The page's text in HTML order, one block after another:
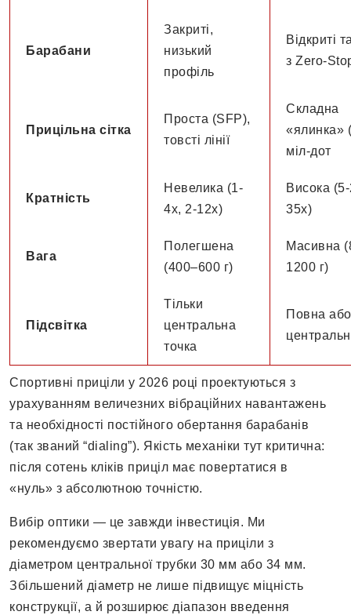
Барабани
Закриті,
низький
профіль
Відкриті
з Zero-
Прицільна сітка
Проста (SFP),
товсті лінії
Складна
«ялинка»
міл-дот
Кратність
Невелика (1-
4х, 2-12х)
Висока
35х)
Вага
Полегшена
(400–600 г)
Масивна
1200 г)
Підсвітка
Тільки
центральна
точка
Повна або
Спортивні приціли у 2026 році проектуються з
урахуванням величезних вібраційних навантажень
та необхідності постійного обертання барабанів
(так званий “dialing”). Якість механіки тут критична:
після сотень кліків приціл має повертатися в
«нуль» з абсолютною точністю.
Вибір оптики — це завжди інвестиція. Ми
рекомендуємо звертати увагу на приціли з
діаметром центральної трубки 30 мм або 34 мм.
Збільшений діаметр не лише підвищує міцність
конструкції, а й розширює діапазон введення